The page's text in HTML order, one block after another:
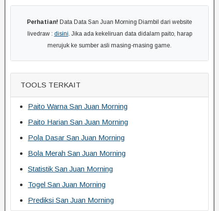
Perhatian! Data Data San Juan Morning Diambil dari website
livedraw : disini. Jika ada kekeliruan data didalam paito, harap
merujuk ke sumber asli masing-masing game.
TOOLS TERKAIT
Paito Warna San Juan Morning
Paito Harian San Juan Morning
Pola Dasar San Juan Morning
Bola Merah San Juan Morning
Statistik San Juan Morning
Togel San Juan Morning
Prediksi San Juan Morning